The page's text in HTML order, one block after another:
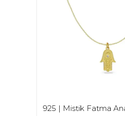
925 | Mistik Fatma